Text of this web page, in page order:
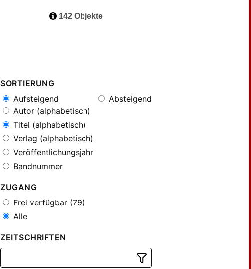
142 Objekte
SORTIERUNG
Aufsteigend
Absteigend
Autor (alphabetisch)
Titel (alphabetisch)
Verlag (alphabetisch)
Veröffentlichungsjahr
Bandnummer
ZUGANG
Frei verfügbar (79)
Alle
ZEITSCHRIFTEN